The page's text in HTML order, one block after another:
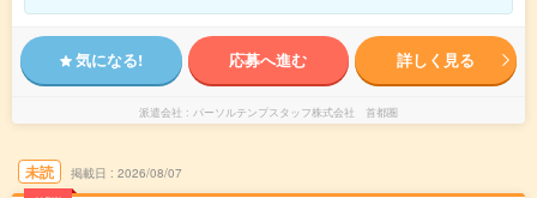
気になる! 応募へ進む 詳しく見る
派遣会社 パーソルテンプスタッフ株式会社 首都圏
未読 掲載日 2026/08/07